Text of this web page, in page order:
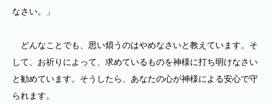
なさい。」
どんなことでも、思い煩うのはやめなさいと教えています。そ
して、お祈りによって、求めているものを神様に打ち明けなさい
と勧めています。そうしたら、あなたの心が神様による安心で守
られます。